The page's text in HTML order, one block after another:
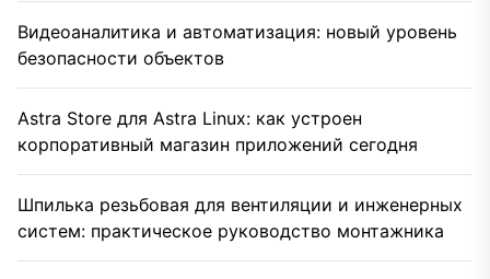
Видеоаналитика и автоматизация: новый уровень
безопасности объектов
Astra Store для Astra Linux: как устроен
корпоративный магазин приложений сегодня
Шпилька резьбовая для вентиляции и инженерных
систем: практическое руководство монтажника